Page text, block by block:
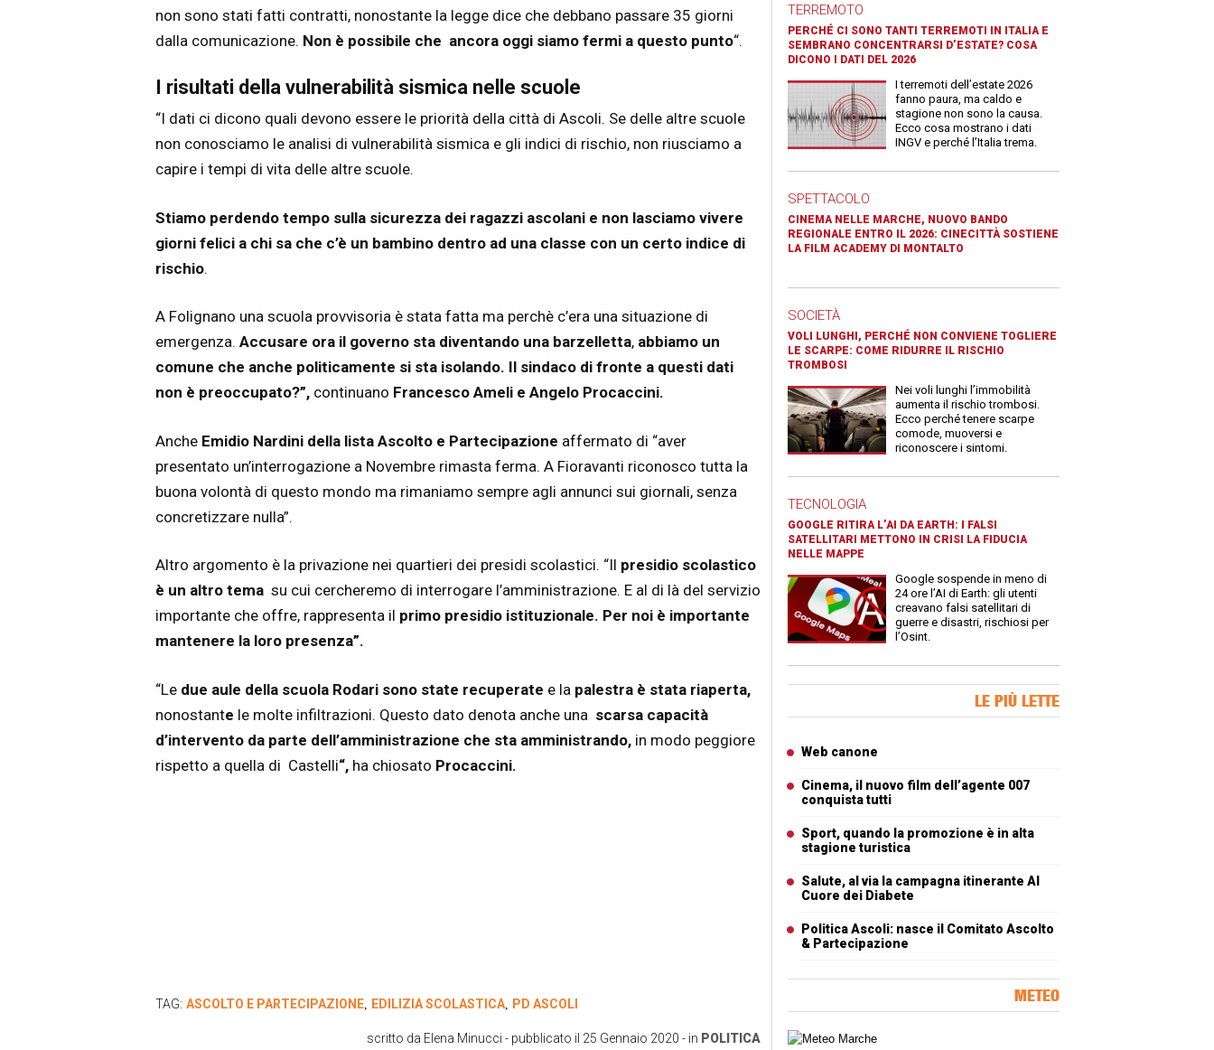
non sono stati fatti contratti, nonostante la legge dice che debbano passare 35 giorni
dalla comunicazione. Non è possibile che ancora oggi siamo fermi a questo punto“.
I risultati della vulnerabilità sismica nelle scuole
“I dati ci dicono quali devono essere le priorità della città di Ascoli. Se delle altre scuole
non conosciamo le analisi di vulnerabilità sismica e gli indici di rischio, non riusciamo a
capire i tempi di vita delle altre scuole.
Stiamo perdendo tempo sulla sicurezza dei ragazzi ascolani e non lasciamo vivere
giorni felici a chi sa che c’è un bambino dentro ad una classe con un certo indice di
rischio.
A Folignano una scuola provvisoria è stata fatta ma perchè c’era una situazione di
emergenza. Accusare ora il governo sta diventando una barzelletta, abbiamo un
comune che anche politicamente si sta isolando. Il sindaco di fronte a questi dati
non è preoccupato?”,continuano Francesco Ameli e Angelo Procaccini.
Anche Emidio Nardini della lista Ascolto e Partecipazione affermato di “aver
presentato un’interrogazione a Novembre rimasta ferma. A Fioravanti riconosco tutta la
buona volontà di questo mondo ma rimaniamo sempre agli annunci sui giornali, senza
concretizzare nulla”.
Altro argomento è la privazione nei quartieri dei presidi scolastici. “Il presidio scolastico
è un altro tema su cui cercheremo di interrogare l’amministrazione. E al di là del servizio
importante che offre, rappresenta il primo presidio istituzionale. Per noi è importante
mantenere la loro presenza”.
“Ledue aule della scuola Rodari sono state recuperate e la palestra è stata riaperta,
nonostante le molte infiltrazioni. Questo dato denota anche una scarsa capacità
d’intervento da parte dell’amministrazione che sta amministrando,in modo peggiore
rispetto a quella di Castelli“, ha chiosato Procaccini.
TAG: ASCOLTO E PARTECIPAZIONE, EDILIZIA SCOLASTICA, PD ASCOLI
scritto da Elena Minucci - pubblicato il 25 Gennaio 2020 - in POLITICA
TERREMOTO
PERCHÉ CI SONO TANTI TERREMOTI IN ITALIA E
SEMBRANO CONCENTRARSI D’ESTATE? COSA
DICONO I DATI DEL 2026
I terremoti dell’estate 2026
fanno paura, ma caldo e
stagione non sono la causa.
Ecco cosa mostrano i dati
INGV e perché l’Italia trema.
SPETTACOLO
CINEMA NELLE MARCHE, NUOVO BANDO
REGIONALE ENTRO IL 2026: CINECITTÀ SOSTIENE
LA FILM ACADEMY DI MONTALTO
SOCIETÀ
VOLI LUNGHI, PERCHÉ NON CONVIENE TOGLIERE
LE SCARPE: COME RIDURRE IL RISCHIO
TROMBOSI
Nei voli lunghi l’immobilità
aumenta il rischio trombosi.
Ecco perché tenere scarpe
comode, muoversi e
riconoscere i sintomi.
TECNOLOGIA
GOOGLE RITIRA L’AI DA EARTH: I FALSI
SATELLITARI METTONO IN CRISI LA FIDUCIA
NELLE MAPPE
Google sospende in meno di
24 ore l’AI di Earth: gli utenti
creavano falsi satellitari di
guerre e disastri, rischiosi per
l’Osint.
LE PIÙ LETTE
Web canone
Cinema, il nuovo film dell’agente 007
conquista tutti
Sport, quando la promozione è in alta
stagione turistica
Salute, al via la campagna itinerante Al
Cuore dei Diabete
Politica Ascoli: nasce il Comitato Ascolto
& Partecipazione
METEO
Carta meteorologica delle Marche